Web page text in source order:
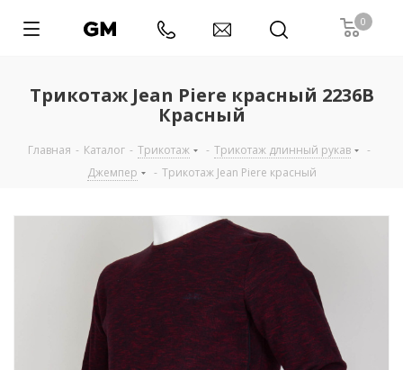
0
Трикотаж Jean Piere красный 2236B
Красный
Главная - Каталог - Трикотаж - Трикотаж длинный рукав
-
Джемпер
- Трикотаж Jean Piere красный